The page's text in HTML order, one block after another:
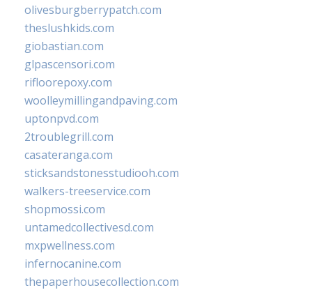
olivesburgberrypatch.com
theslushkids.com
giobastian.com
glpascensori.com
rifloorepoxy.com
woolleymillingandpaving.com
uptonpvd.com
2troublegrill.com
casateranga.com
sticksandstonesstudiooh.com
walkers-treeservice.com
shopmossi.com
untamedcollectivesd.com
mxpwellness.com
infernocanine.com
thepaperhousecollection.com